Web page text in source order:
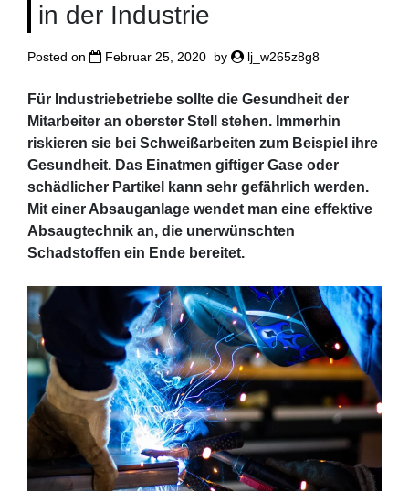
in der Industrie
Posted on Februar 25, 2020 by lj_w265z8g8
Für Industriebetriebe sollte die Gesundheit der
Mitarbeiter an oberster Stell stehen. Immerhin
riskieren sie bei Schweißarbeiten zum Beispiel ihre
Gesundheit. Das Einatmen giftiger Gase oder
schädlicher Partikel kann sehr gefährlich werden.
Mit einer Absauganlage wendet man eine effektive
Absaugtechnik an, die unerwünschten
Schadstoffen ein Ende bereitet.